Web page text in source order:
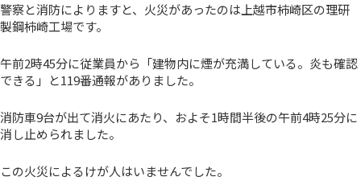
警察と消防によりますと、火災があったのは上越市柿崎区の理研
製鋼柿崎工場です。
午前2時45分に従業員から「建物内に煙が充満している。炎も確認
できる」と119番通報がありました。
消防車9台が出て消火にあたり、およそ1時間半後の午前4時25分に
消し止められました。
この火災によるけが人はいませんでした。